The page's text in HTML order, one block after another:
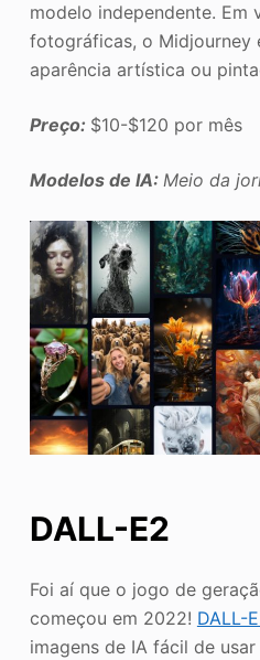
modelo independente. Em
fotográficas, o Midjourney
aparência artística ou
Preço: $10-$120 por mês
Modelos de IA: Meio da
DALL-E2
Foi aí que o jogo de
começou em 2022! DALL-
imagens de IA fácil de